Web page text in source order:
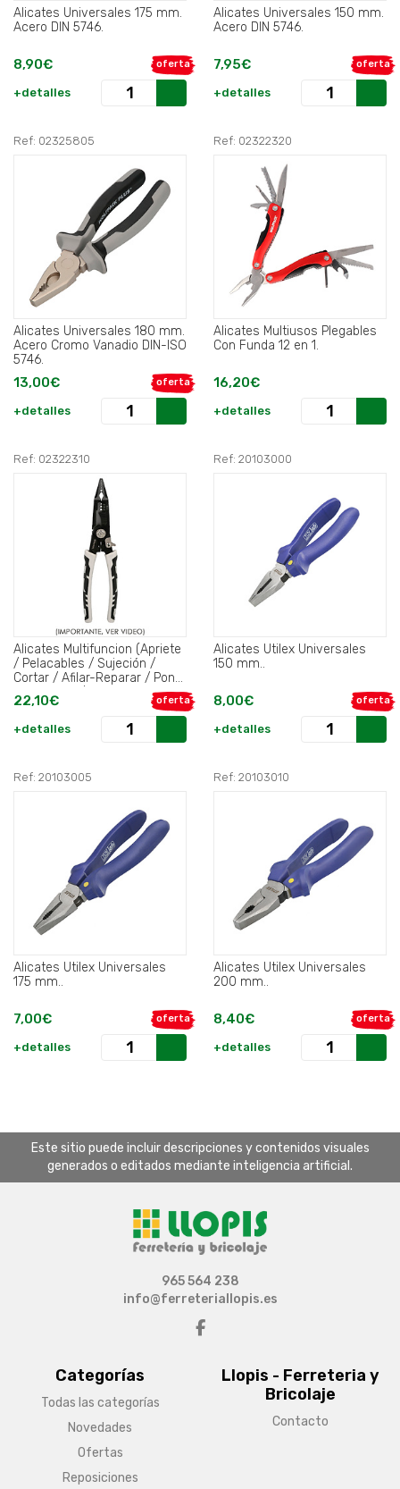
Alicates Universales 175 mm.
Acero DIN 5746.
oferta
8,90€
+detalles
Alicates Universales 150 mm.
Acero DIN 5746.
oferta
7,95€
+detalles
Ref: 02325805
Alicates Universales 180 mm.
Acero Cromo Vanadio DIN-ISO
5746.
oferta
13,00€
+detalles
Ref: 02322320
Alicates Multiusos Plegables
Con Funda 12 en 1.
16,20€
+detalles
Ref: 02322310
Alicates Multifuncion (Apriete
/ Pelacables / Sujeción /
Cortar / Afilar-Reparar / Poner
Terminales / Arrancar y Rizar
Cable).
oferta
22,10€
+detalles
Ref: 20103000
Alicates Utilex Universales
150 mm..
oferta
8,00€
+detalles
Ref: 20103005
Alicates Utilex Universales
175 mm..
oferta
7,00€
+detalles
Ref: 20103010
Alicates Utilex Universales
200 mm..
oferta
8,40€
+detalles
Este sitio puede incluir descripciones y contenidos visuales
generados o editados mediante inteligencia artificial.
Categorías
Todas las categorías
Novedades
Ofertas
Reposiciones
Llopis - Ferreteria y
Bricolaje
Contacto
965 564 238
info@ferreteriallopis.es